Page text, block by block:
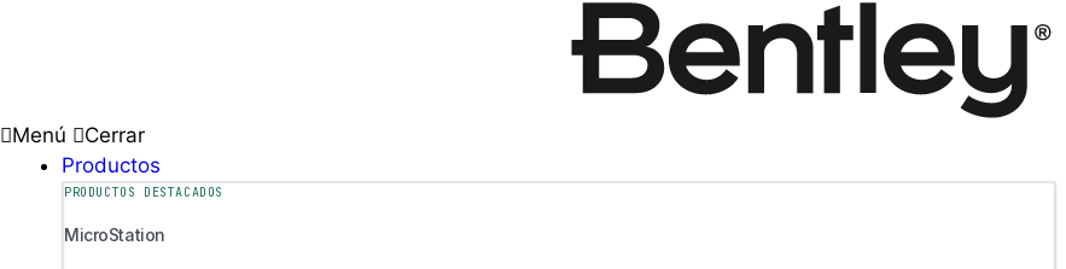
Menú
Cerrar
Productos
PRODUCTOS DESTACADOS
MicroStation